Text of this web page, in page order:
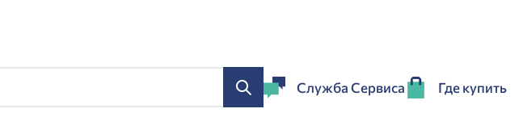
Служба Сервиса Где купить